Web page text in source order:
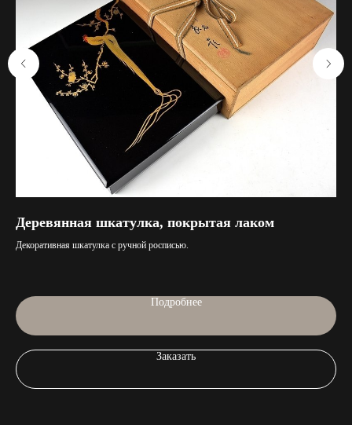
Деревянная шкатулка, покрытая лаком
Декоративная шкатулка с ручной росписью.
Подробнее
Заказать